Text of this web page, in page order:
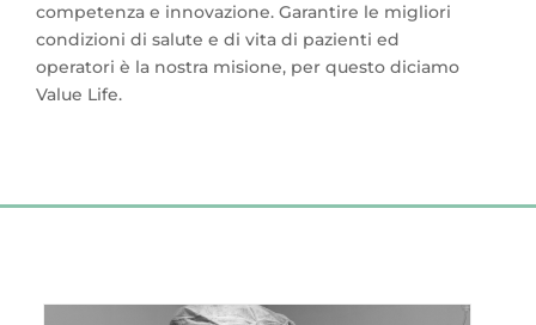
competenza e innovazione. Garantire le migliori
condizioni di salute e di vita di pazienti ed
operatori è la nostra misione, per questo diciamo
Value Life.